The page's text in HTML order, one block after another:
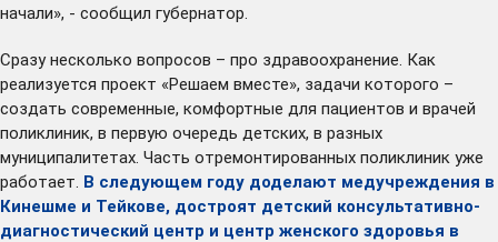
начали», - сообщил губернатор.
Сразу несколько вопросов – про здравоохранение. Как
реализуется проект «Решаем вместе», задачи которого –
создать современные, комфортные для пациентов и врачей
поликлиник, в первую очередь детских, в разных
муниципалитетах. Часть отремонтированных поликлиник уже
работает. В следующем году доделают медучреждения в
Кинешме и Тейкове, достроят детский консультативно-
диагностический центр и центр женского здоровья в